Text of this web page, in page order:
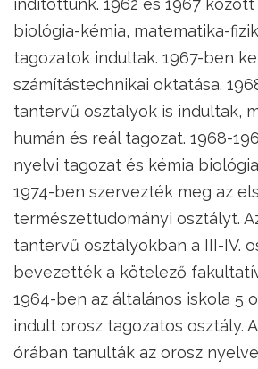
indítottunk. 1962 és 1967
biológia-kémia, matematika-
tagozatok indultak. 1967-ben
számítástechnikai oktatása.
tantervű osztályok is indultak,
humán és reál tagozat. 1968-
nyelvi tagozat és kémia
1974-ben szervezték meg az
természettudományi osztályt.
tantervű osztályokban a III-IV.
bevezették a kötelező
1964-ben az általános iskola 5
indult orosz tagozatos osztály.
órában tanulták az orosz